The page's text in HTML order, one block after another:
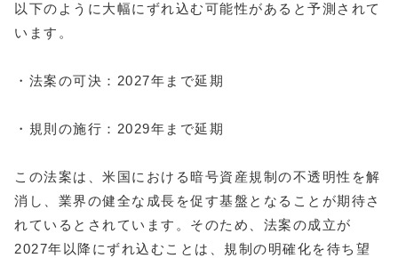
以下のように大幅にずれ込む可能性があると予測されて
います。
・法案の可決：2027年まで延期
・規則の施行：2029年まで延期
この法案は、米国における暗号資産規制の不透明性を解
消し、業界の健全な成長を促す基盤となることが期待さ
れているとされています。そのため、法案の成立が
2027年以降にずれ込むことは、規制の明確化を待ち望